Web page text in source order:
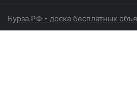
Бурза.РФ - доска бесплатных